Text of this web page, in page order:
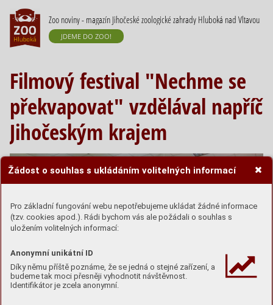
Žádost o souhlas s ukládáním volitelných informací
Pro základní fungování webu nepotřebujeme ukládat žádné informace
(tzv. cookies apod.). Rádi bychom vás ale požádali o souhlas s
uložením volitelných informací:
Anonymní unikátní ID
Díky němu příště poznáme, že se jedná o stejné zařízení, a
budeme tak moci přesněji vyhodnotit návštěvnost.
Identifikátor je zcela anonymní.
Zoo noviny - magazín Jihočeské zoologické zahrady Hluboká nad Vltavou
JDEME DO ZOO!
Filmový festival "Nechme se
překvapovat" vzdělával napříč
Jihočeským krajem